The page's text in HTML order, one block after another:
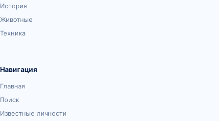
История
Животные
Техника
Навигация
Главная
Поиск
Известные личности